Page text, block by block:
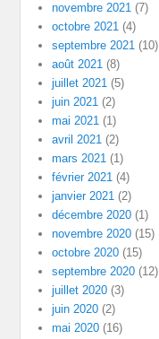
novembre 2021 (7)
octobre 2021 (4)
septembre 2021 (10)
août 2021 (8)
juillet 2021 (5)
juin 2021 (2)
mai 2021 (1)
avril 2021 (2)
mars 2021 (1)
février 2021 (4)
janvier 2021 (2)
décembre 2020 (1)
novembre 2020 (15)
octobre 2020 (15)
septembre 2020 (12)
juillet 2020 (3)
juin 2020 (2)
mai 2020 (16)